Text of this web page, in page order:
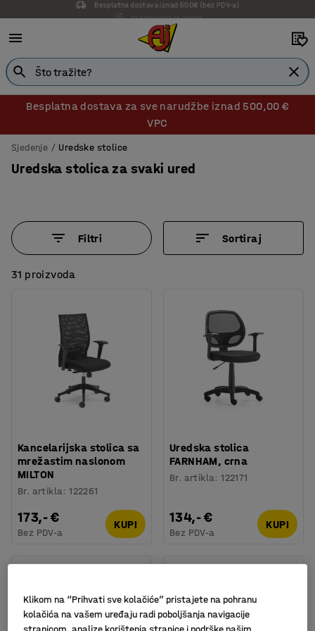
14 dana prava na povrat
Besplatna dostava za sve narudžbe iznad 500,00 €
VPC
Sjedenje Uredske stolice
Uredska stolica za svaki ured
Filtri Sortiraj
31 proizvoda
Kancelarijska stolica sa
mrežastim naslonom
MILTON
Br. artikla:122261
173,- €
Bez PDV-a
KUPI
Uredska stolica
FARNHAM, crna
Br. artikla:122171
134,- €
Bez PDV-a
KUPI
Klikom na “Prihvati sve kolačiće” pristajete na pohranu
kolačića na vašem uređaju radi poboljšanja navigacije